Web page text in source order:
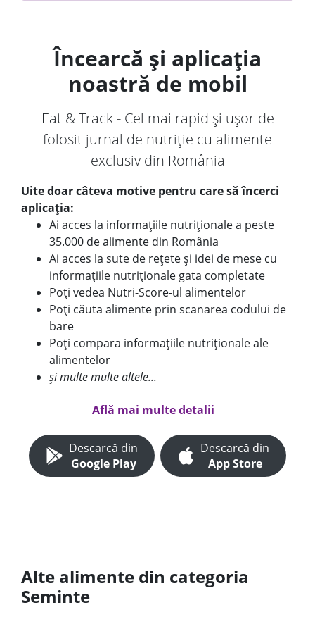
Încearcă și aplicația
noastră de mobil
Eat & Track - Cel mai rapid și ușor de
folosit jurnal de nutriție cu alimente
exclusiv din România
Uite doar câteva motive pentru care să încerci
aplicația:
Ai acces la informațiile nutriționale a peste
35.000 de alimente din România
Ai acces la sute de rețete și idei de mese cu
informațiile nutriționale gata completate
Poți vedea Nutri-Score-ul alimentelor
Poți căuta alimente prin scanarea codului de
bare
Poți compara informațiile nutriționale ale
alimentelor
și multe multe altele...
Află mai multe detalii
Descarcă din
Google Play
Descarcă din
App Store
Alte alimente din categoria
Seminte